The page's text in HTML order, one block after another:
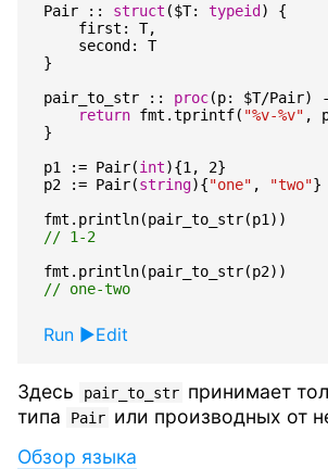
Pair :: struct ($T: typeid)
{
first : T,
second:
T
}
pair_to_str
:: proc(p: $T/Pair)
return fmt .tprintf( "%v-%v" ,
}
p1
:= Pair(int){1 , 2}
p2
:= Pair(string){"one" , "two"}
fmt . println(pair_to_str(p1 ))
fmt . println(pair_to_str(p2))
Run Edit
Здесь pair_to_str принимает
типа
Pair или производных от
Обзор языка